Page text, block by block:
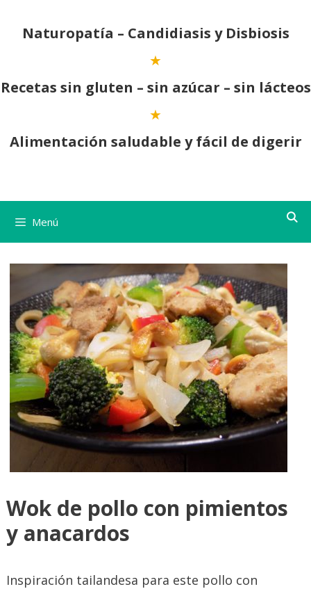
contenido
Naturopatía – Candidiasis y Disbiosis
Recetas sin gluten – sin azúcar – sin lácteos
Alimentación saludable y fácil de digerir
Menú
Wok de pollo con pimientos
y anacardos
Inspiración tailandesa para este pollo con